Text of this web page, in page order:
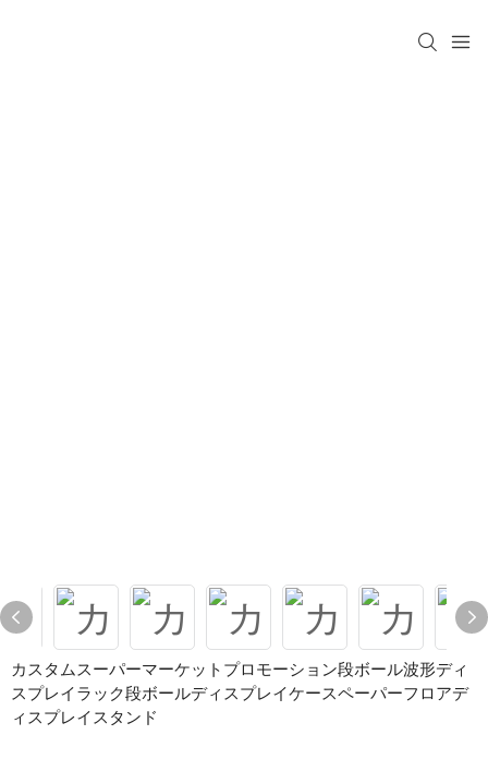
カスタムスーパーマーケットプロモーション段ボール波形ディ
スプレイラック段ボールディスプレイケースペーパーフロアデ
ィスプレイスタンド